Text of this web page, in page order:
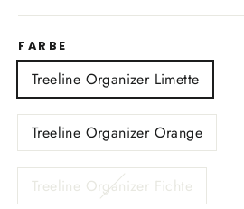
FARBE
Treeline Organizer Limette
Treeline Organizer Orange
Treeline Organizer Fichte